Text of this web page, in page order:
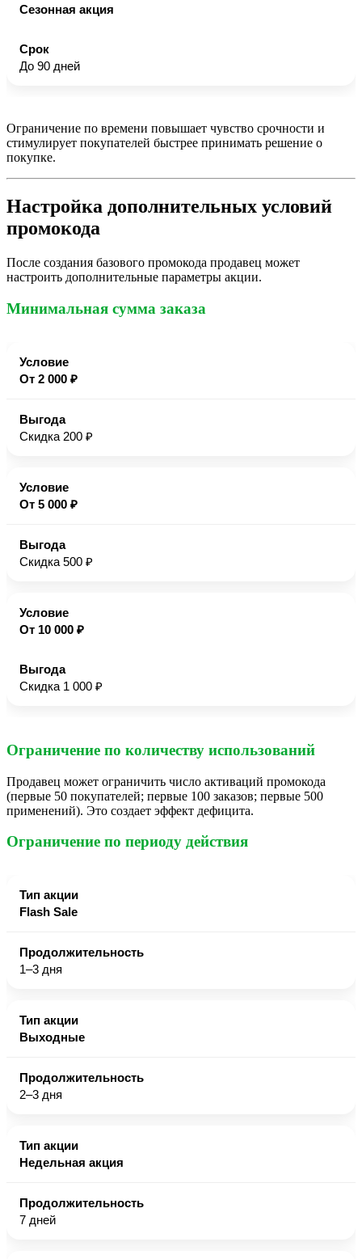
Сезонная акция
До 90 дней
Ограничение по времени повышает чувство срочности и
стимулирует покупателей быстрее принимать решение о
покупке.
Настройка дополнительных условий
промокода
После создания базового промокода продавец может
настроить дополнительные параметры акции.
Минимальная сумма заказа
От 2 000 ₽
Скидка 200 ₽
От 5 000 ₽
Скидка 500 ₽
От 10 000 ₽
Скидка 1 000 ₽
Ограничение по количеству использований
Продавец может ограничить число активаций промокода
(первые 50 покупателей; первые 100 заказов; первые 500
применений). Это создает эффект дефицита.
Ограничение по периоду действия
Flash Sale
1–3 дня
Выходные
2–3 дня
Недельная акция
7 дней